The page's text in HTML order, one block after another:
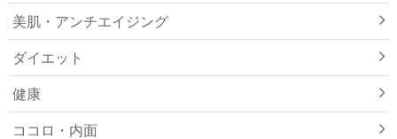
美肌・アンチエイジング
ダイエット
健康
ココロ・内面